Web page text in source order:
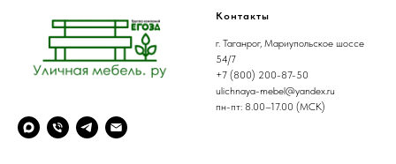
Контакты
г. Таганрог, Мариупольское шоссе
54/7
+7 (800) 200-87-50
ulichnaya-mebel@yandex.ru
пн-пт: 8.00–17.00 (МСК)